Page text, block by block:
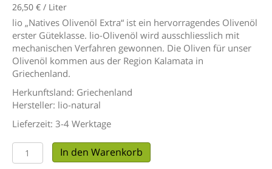
26,50 € / Liter
lio „Natives Olivenöl Extra“ ist ein hervorragendes Olivenöl
erster Güteklasse. lio-Olivenöl wird ausschliesslich mit
mechanischen Verfahren gewonnen. Die Oliven für unser
Olivenöl kommen aus der Region Kalamata in
Griechenland.
Herkunftsland: Griechenland
Hersteller: lio-natural
Lieferzeit: 3-4 Werktage
Natives
Olivenöl
In den Warenkorb